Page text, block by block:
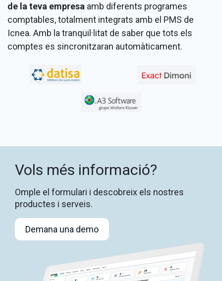
de la teva empresa amb diferents programes
comptables, totalment integrats amb el PMS de
Icnea. Amb la tranquil·litat de saber que tots els
comptes es sincronitzaran automàticament.
Vols més informació?
Omple el formulari i descobreix els nostres
productes i serveis.
Demana una demo